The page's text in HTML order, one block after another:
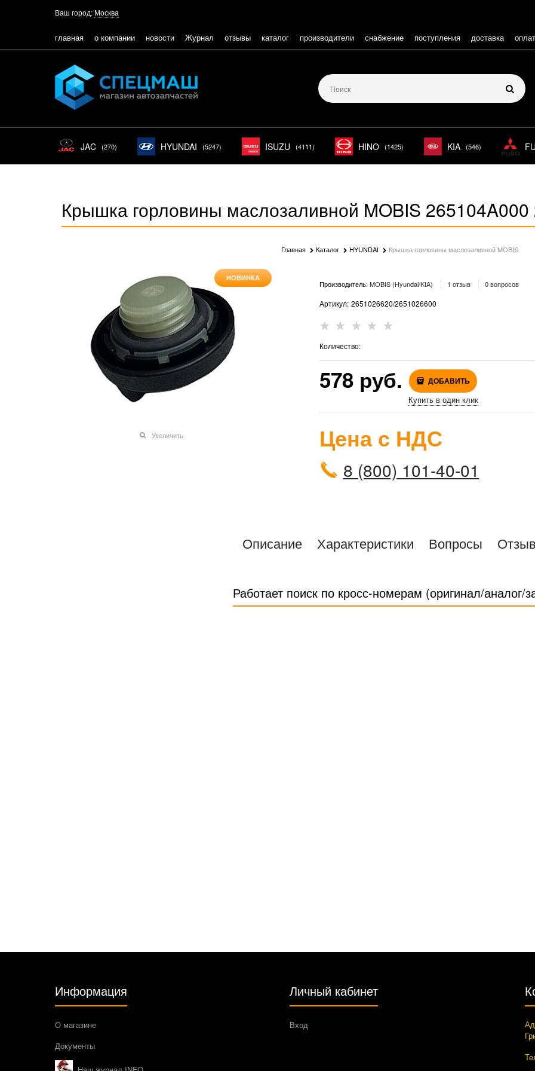
Ваш город: Москва
главная о компании новости Журнал отзывы каталог производители снабжение поступления доставка
JAC (270) HYUNDAI (5247) ISUZU (4111) HINO (1425) KIA (546)
Крышка горловины маслозаливной MOBIS
Главная Каталог HYUNDAI Крышка горловины маслозаливной MOBIS
НОВИНКА
Увеличить
Производитель: MOBIS (Hyundai/KIA) 1 отзыв 0 вопросов
Артикул: 2651026620/2651026600
Количество:
578 руб. ДОБАВИТЬ
Купить в один клик
Цена с НДС
8 (800) 101-40-01
Описание Характеристики Вопросы
Работает поиск по кросс-номерам (оригинал/аналог/
Информация
О магазине
Документы
Личный кабинет
Вход